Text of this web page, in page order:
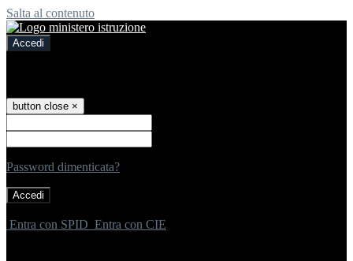
Salta al contenuto
Accedi
button close ×
Password dimenticata?
Entra con SPID Entra con CIE